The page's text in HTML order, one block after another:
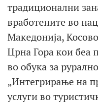
традиционални
вработените во
Македонија,
Црна Гора кои беа
во обука за
„Интегрирање на
услуги во